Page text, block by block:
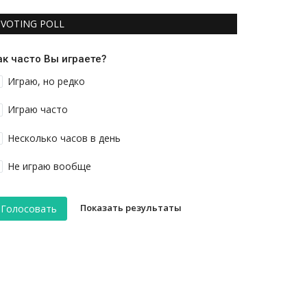
VOTING POLL
часто Вы играете?
Играю, но редко
Играю часто
Несколько часов в день
Не играю вообще
Голосовать Показать результаты